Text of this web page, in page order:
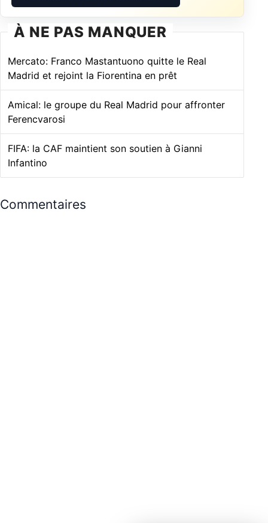
À NE PAS MANQUER
Mercato: Franco Mastantuono quitte le Real
Madrid et rejoint la Fiorentina en prêt
Amical: le groupe du Real Madrid pour affronter
Ferencvarosi
FIFA: la CAF maintient son soutien à Gianni
Infantino
Commentaires